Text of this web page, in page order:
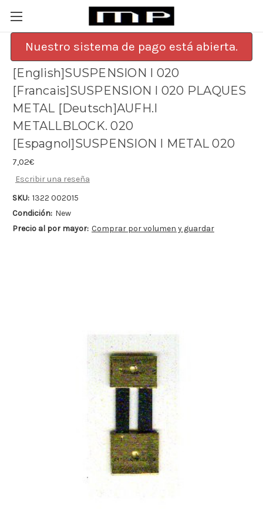
Nuestro sistema de pago está abierta.
[English]SUSPENSION I 020
[Francais]SUSPENSION I 020 PLAQUES
METAL [Deutsch]AUFH.I
METALLBLOCK. 020
[Espagnol]SUSPENSION I METAL 020
7,02€
Escribir una reseña
SKU: 1322 002015
Condición: New
Precio al por mayor: Comprar por volumen y guardar